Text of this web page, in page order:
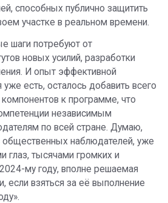
способных публично защитить
участке в реальном времени.
шаги потребуют от
новых усилий, разработки
И опыт эффективной
уже есть, осталось добавить всего
к программе, что
независимым
по всей стране. Думаю,
общественных наблюдателей, уже
глаз, тысячами громких и
му году, вполне решаемая
если взяться за её выполнение